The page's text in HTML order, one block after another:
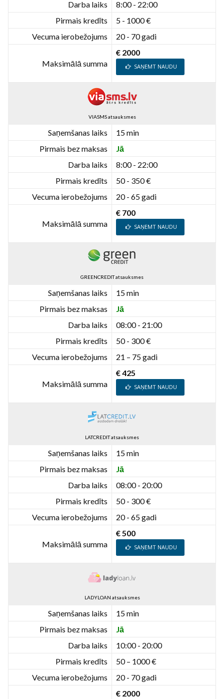
Darba laiks
8:00 - 22:00
Pirmais kredīts
5 - 1000 €
Vecuma ierobežojums
20 - 70 gadi
Maksimālā summa
€ 2000
SAŅEMT NAUDU
VIASMS atsauksmes
Saņemšanas laiks
15 min
Pirmais bez maksas
Jā
Darba laiks
8:00 - 22:00
Pirmais kredīts
50 - 350 €
Vecuma ierobežojums
20 - 65 gadi
Maksimālā summa
€ 700
SAŅEMT NAUDU
GREENCREDIT atsauksmes
Saņemšanas laiks
15 min
Pirmais bez maksas
Jā
Darba laiks
08:00 - 21:00
Pirmais kredīts
50 - 300 €
Vecuma ierobežojums
21 – 75 gadi
Maksimālā summa
€ 425
SAŅEMT NAUDU
LATCREDIT atsauksmes
Saņemšanas laiks
15 min
Pirmais bez maksas
Jā
Darba laiks
08:00 - 20:00
Pirmais kredīts
50 - 300 €
Vecuma ierobežojums
20 - 65 gadi
Maksimālā summa
€ 500
SAŅEMT NAUDU
LADYLOAN atsauksmes
Saņemšanas laiks
15 min
Pirmais bez maksas
Jā
Darba laiks
10:00 - 20:00
Pirmais kredīts
50 – 1000 €
Vecuma ierobežojums
20 - 70 gadi
€ 2000